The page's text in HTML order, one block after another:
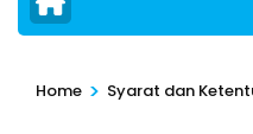
Home > Syarat dan